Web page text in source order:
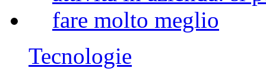
Tecnologie